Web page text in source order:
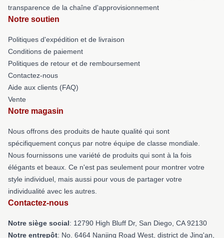
transparence de la chaîne d'approvisionnement
Notre soutien
Politiques d'expédition et de livraison
Conditions de paiement
Politiques de retour et de remboursement
Contactez-nous
Aide aux clients (FAQ)
Vente
Notre magasin
Nous offrons des produits de haute qualité qui sont
spécifiquement conçus par notre équipe de classe mondiale.
Nous fournissons une variété de produits qui sont à la fois
élégants et beaux. Ce n'est pas seulement pour montrer votre
style individuel, mais aussi pour vous de partager votre
individualité avec les autres.
Contactez-nous
Notre siège social: 12790 High Bluff Dr, San Diego, CA 92130
Notre entrepôt: No. 6464 Nanjing Road West, district de Jing'an,